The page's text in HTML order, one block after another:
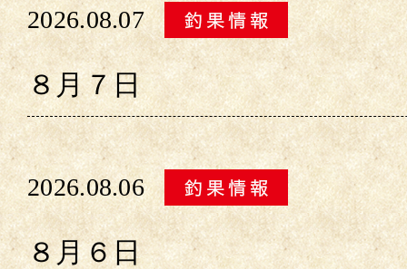
2026.08.07
８月７日
2026.08.06
８月６日